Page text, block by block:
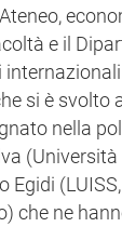
e il
si è svolto
nella
che ne